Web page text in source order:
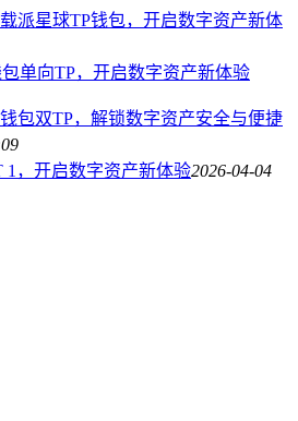
派星球TP钱包，开启数字资产新体
单向TP，开启数字资产新体验
包双TP，解锁数字资产安全与便捷
1，开启数字资产新体验2026-04-04